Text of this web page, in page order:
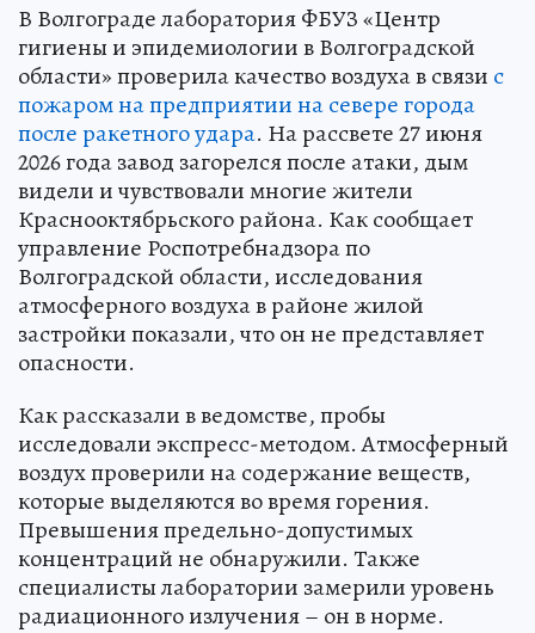
В Волгограде лаборатория ФБУЗ «Центр
гигиены и эпидемиологии в Волгоградской
области» проверила качество воздуха в связи с
пожаром на предприятии на севере города
после ракетного удара. На рассвете 27 июня
2026 года завод загорелся после атаки, дым
видели и чувствовали многие жители
Краснооктябрьского района. Как сообщает
управление Роспотребнадзора по
Волгоградской области, исследования
атмосферного воздуха в районе жилой
застройки показали, что он не представляет
опасности.
Как рассказали в ведомстве, пробы
исследовали экспресс-методом. Атмосферный
воздух проверили на содержание веществ,
которые выделяются во время горения.
Превышения предельно-допустимых
концентраций не обнаружили. Также
специалисты лаборатории замерили уровень
радиационного излучения – он в норме.